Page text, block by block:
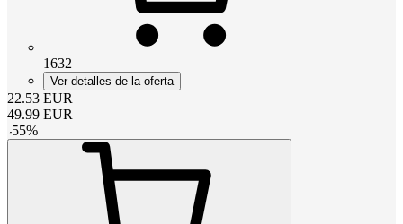
1632
Ver detalles de la oferta
22.53 EUR
49.99 EUR
-55%